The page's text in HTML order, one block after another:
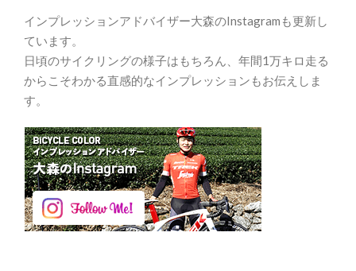
インプレッションアドバイザー大森のInstagramも更新し
ています。
日頃のサイクリングの様子はもちろん、年間1万キロ走る
からこそわかる直感的なインプレッションもお伝えしま
す。